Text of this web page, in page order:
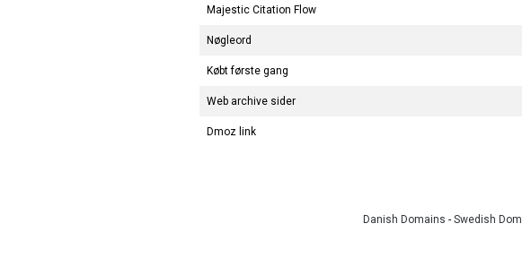
Majestic Citation Flow
Nøgleord
Købt første gang
Web archive sider
Dmoz link
Danish Domains - Swedish